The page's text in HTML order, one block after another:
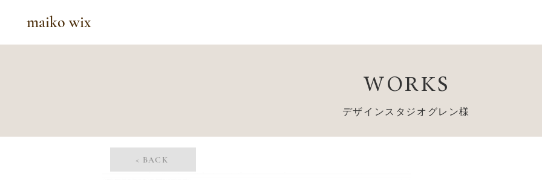
maiko wix
WORKS
デザインスタジオグレン様
< BACK